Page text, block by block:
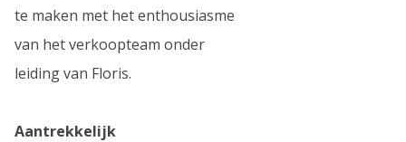
te maken met het enthousiasme
van het verkoopteam onder
leiding van Floris.
Aantrekkelijk